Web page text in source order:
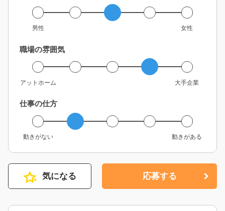
男性 女性
職場の雰囲気
アットホーム 大手企業
仕事の仕方
動きがない 動きがある
気になる 応募する